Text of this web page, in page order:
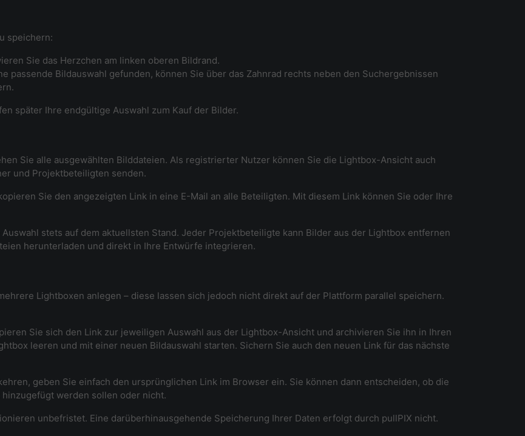
speichern:
Sie das Herzchen am linken oberen Bildrand.
passende Bildauswahl gefunden, können Sie über das Zahnrad rechts neben den Suchergebnissen
später Ihre endgültige Auswahl zum Kauf der Bilder.
Sie alle ausgewählten Bilddateien. Als registrierter Nutzer können Sie die Lightbox-Ansicht auch
und Projektbeteiligten senden.
Sie den angezeigten Link in eine E-Mail an alle Beteiligten. Mit diesem Link können Sie oder Ihre
stets auf dem aktuellsten Stand. Jeder Projektbeteiligte kann Bilder aus der Lightbox entfernen
herunterladen und direkt in Ihre Entwürfe integrieren.
Lightboxen anlegen – diese lassen sich jedoch nicht direkt auf der Plattform parallel speichern.
Sie sich den Link zur jeweiligen Auswahl aus der Lightbox-Ansicht und archivieren Sie ihn in Ihren
leeren und mit einer neuen Bildauswahl starten. Sichern Sie auch den neuen Link für das nächste
geben Sie einfach den ursprünglichen Link im Browser ein. Sie können dann entscheiden, ob die
werden sollen oder nicht.
unbefristet. Eine darüberhinausgehende Speicherung Ihrer Daten erfolgt durch pullPIX nicht.